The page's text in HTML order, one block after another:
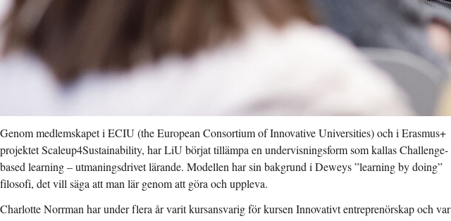
Genom medlemskapet i ECIU (the European Consortium of Innovative Universities) och i Erasmus+
projektet Scaleup4Sustainability, har LiU börjat tillämpa en undervisningsform som kallas Challenge-
based learning – utmaningsdrivet lärande. Modellen har sin bakgrund i Deweys ”learning by doing”
filosofi, det vill säga att man lär genom att göra och uppleva.
Charlotte Norrman har under flera år varit kursansvarig för kursen Innovativt entreprenörskap och var